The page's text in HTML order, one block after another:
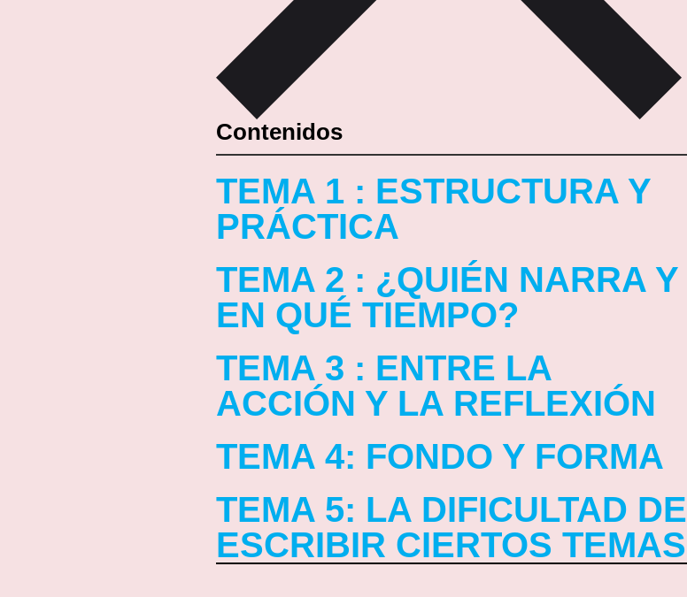
Contenidos
TEMA 1 : ESTRUCTURA Y
PRÁCTICA
TEMA 2 : ¿QUIÉN NARRA Y
EN QUÉ TIEMPO?
TEMA 3 : ENTRE LA
ACCIÓN Y LA REFLEXIÓN
TEMA 4: FONDO Y FORMA
TEMA 5: LA DIFICULTAD DE
ESCRIBIR CIERTOS TEMAS